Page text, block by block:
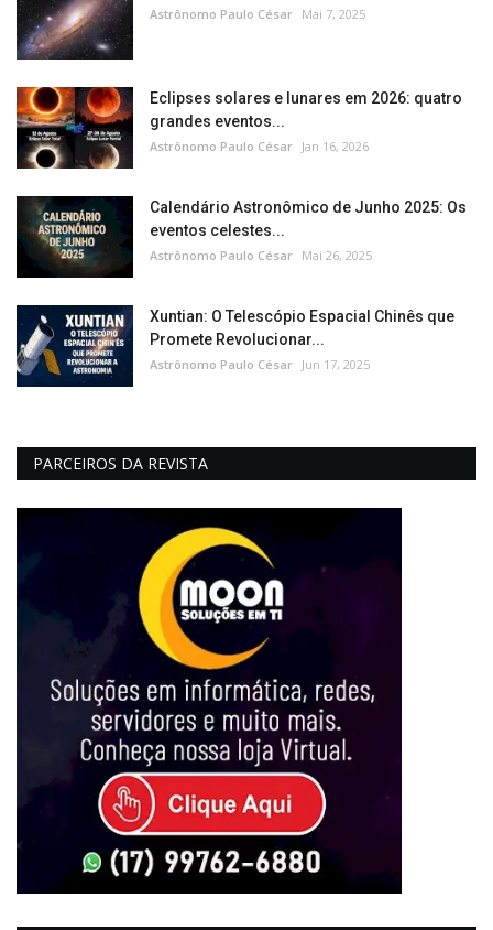
Astrônomo Paulo César Mai 7, 2025
Eclipses solares e lunares em 2026: quatro
grandes eventos...
Astrônomo Paulo César Jan 16, 2026
Calendário Astronômico de Junho 2025: Os
eventos celestes...
Astrônomo Paulo César Mai 26, 2025
Xuntian: O Telescópio Espacial Chinês que
Promete Revolucionar...
Astrônomo Paulo César Jun 17, 2025
PARCEIROS DA REVISTA